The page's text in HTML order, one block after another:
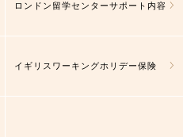
ロンドン留学センターサポート内容
イギリスワーキングホリデー保険